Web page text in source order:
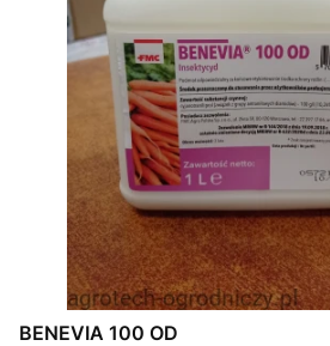
BENEVIA 100 OD